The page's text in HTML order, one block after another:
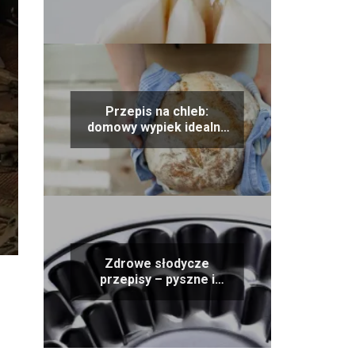
Przepis na chleb:
domowy wypiek idealny
dla każdej rodziny
Zdrowe słodycze
przepisy – pyszne i
niskokaloryczne
alternatywy